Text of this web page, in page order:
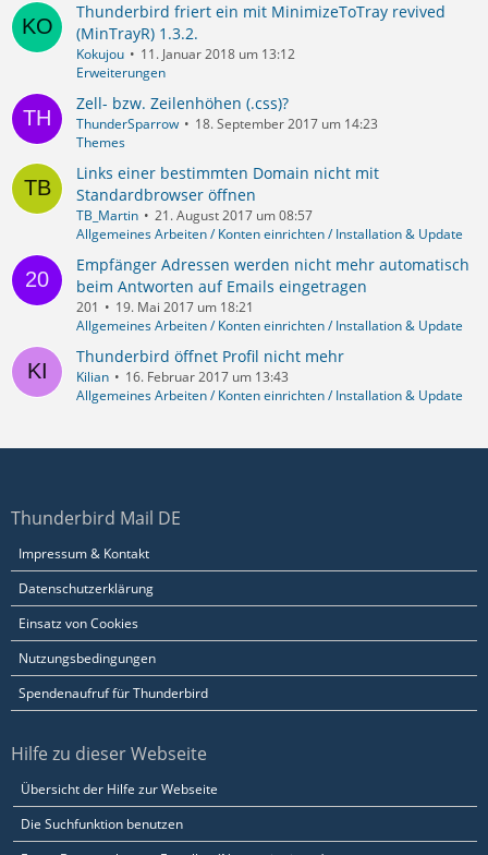
Thunderbird friert ein mit MinimizeToTray revived
(MinTrayR) 1.3.2.
Kokujou
11. Januar 2018 um 13:12
Erweiterungen
Zell- bzw. Zeilenhöhen (.css)?
ThunderSparrow
18. September 2017 um 14:23
Themes
Links einer bestimmten Domain nicht mit
Standardbrowser öffnen
TB_Martin
21. August 2017 um 08:57
Allgemeines Arbeiten / Konten einrichten / Installation & Update
Empfänger Adressen werden nicht mehr automatisch
beim Antworten auf Emails eingetragen
201
19. Mai 2017 um 18:21
Allgemeines Arbeiten / Konten einrichten / Installation & Update
Thunderbird öffnet Profil nicht mehr
Kilian
16. Februar 2017 um 13:43
Allgemeines Arbeiten / Konten einrichten / Installation & Update
Thunderbird Mail DE
Impressum & Kontakt
Datenschutzerklärung
Einsatz von Cookies
Nutzungsbedingungen
Spendenaufruf für Thunderbird
Hilfe zu dieser Webseite
Übersicht der Hilfe zur Webseite
Die Suchfunktion benutzen